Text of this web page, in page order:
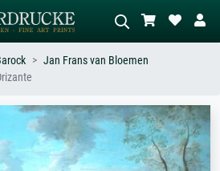
Welle
Beschreiben Sie die Szene – z.B. Grüne
Wiese, Abstrakt mit viel Rot, Dunkles
Ölgemälde, Stehender Akt neben einem
Baum.
Jan Frans van Bloemen